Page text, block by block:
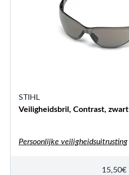
STIHL
Veiligheidsbril, Contrast, zwart
Persoonlijke veiligheidsuitrusting
15,50€